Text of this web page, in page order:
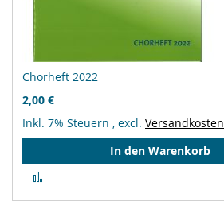
Chorheft 2022
2,00 €
Inkl. 7% Steuern , excl. Versandkosten
In den Warenkorb
hinzufügen